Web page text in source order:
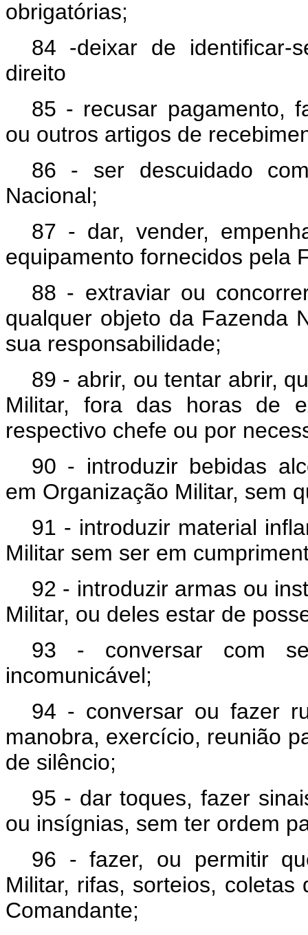
obrigatórias;
84 -deixar de identificar-
direito
85 - recusar pagamento,
ou outros artigos de
86 - ser descuidado
Nacional;
87 - dar, vender,
equipamento fornecidos pela
88 - extraviar ou
qualquer objeto da Fazenda
sua responsabilidade;
89 - abrir, ou tentar abrir,
Militar, fora das horas de
respectivo chefe ou por
90 - introduzir bebidas
em Organização Militar, sem
91 - introduzir material
Militar sem ser em
92 - introduzir armas ou
Militar, ou deles estar de
93 - conversar com
incomunicável;
94 - conversar ou fazer
manobra, exercício, reunião
de silêncio;
95 - dar toques, fazer
ou insígnias, sem ter ordem
96 - fazer, ou permitir
Militar, rifas, sorteios,
Comandante;